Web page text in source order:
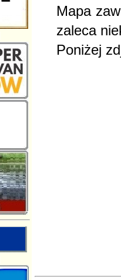
Mapa
zaleca
Poniżej